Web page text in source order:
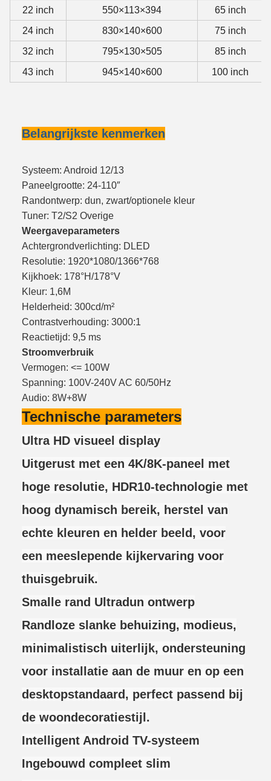
22 inch
550×113×394
65 inch
24 inch
830×140×600
75 inch
32 inch
795×130×505
85 inch
43 inch
945×140×600 100 inch
Belangrijkste kenmerken
Systeem: Android 12/13
Paneelgrootte: 24-110″
Randontwerp: dun, zwart/optionele kleur
Tuner: T2/S2 Overige
Weergaveparameters
Achtergrondverlichting: DLED
Resolutie: 1920*1080/1366*768
Kijkhoek: 178°H/178°V
Kleur: 1,6M
Helderheid: 300cd/m²
Contrastverhouding: 3000:1
Reactietijd: 9,5 ms
Stroomverbruik
Vermogen: <= 100W
Spanning: 100V-240V AC 60/50Hz
Audio: 8W+8W
Technische parameters
Ultra HD visueel display
Uitgerust met een 4K/8K-paneel met
hoge resolutie, HDR10-technologie met
hoog dynamisch bereik, herstel van
echte kleuren en helder beeld, voor
een meeslepende kijkervaring voor
thuisgebruik.
Smalle rand Ultradun ontwerp
Randloze slanke behuizing, modieus,
minimalistisch uiterlijk, ondersteuning
voor installatie aan de muur en op een
desktopstandaard, perfect passend bij
de woondecoratiestijl.
Intelligent Android TV-systeem
Ingebouwd compleet slim